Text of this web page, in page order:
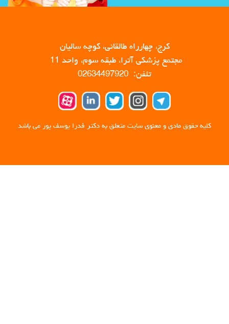
کرج، چهارراه طالقانی، کوچه سالیان
مجتمع پزشکی آترا، طبقه سوم، واحد 11
تلفن: 02634497920
کلیه حقوق مادی و معنوی سایت متعلق به دکتر فدرا یوسف پور می باشد